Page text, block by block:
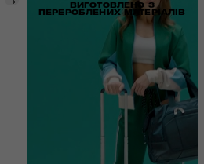
ВИГОТОВЛЕНО З
ПЕРЕРОБЛЕНИХ МАТЕРІАЛІВ